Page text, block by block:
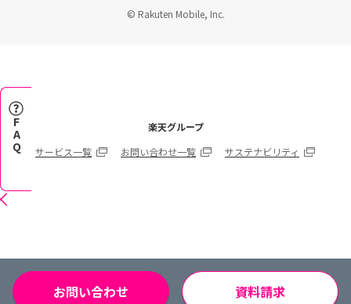
© Rakuten Mobile, Inc.
楽天グループ
サービス一覧
お問い合わせ一覧 サステナビリティ
お問い合わせ 資料請求
FAQ